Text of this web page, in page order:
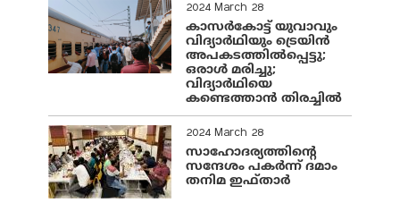
2024 March 28
കാസർകോട്ട് യുവാവും
വിദ്യാർഥിയും ട്രെയിൻ
അപകടത്തിൽപ്പെട്ടു;
ഒരാൾ മരിച്ചു;
വിദ്യാർഥിയെ
കണ്ടെത്താൻ തിരച്ചിൽ
2024 March 28
സാഹോദര്യത്തിന്റെ
സന്ദേശം പകർന്ന് ദമാം
തനിമ ഇഫ്‌താർ